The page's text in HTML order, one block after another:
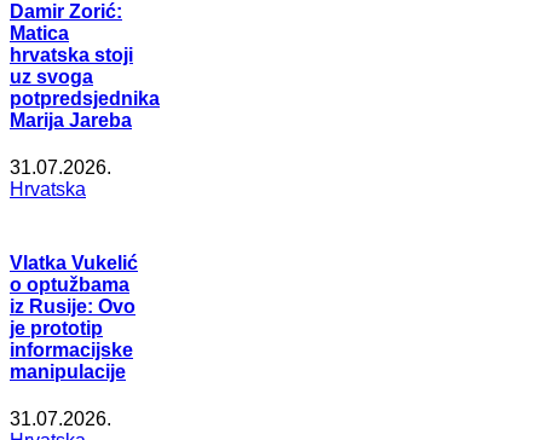
Damir Zorić:
Matica
hrvatska stoji
uz svoga
potpredsjednika
Marija Jareba
31.07.2026.
Hrvatska
Vlatka Vukelić
o optužbama
iz Rusije: Ovo
je prototip
informacijske
manipulacije
31.07.2026.